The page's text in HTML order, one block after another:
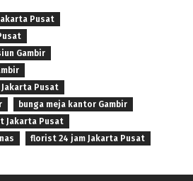
Pusat
Gambir
Pusat
bunga meja kantor Gambir
Jakarta Pusat
florist 24 jam Jakarta Pusat